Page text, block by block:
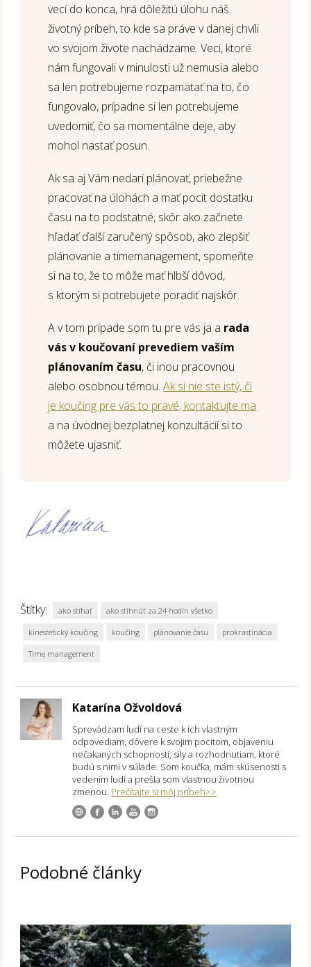
vecí do konca, hrá dôležitú úlohu náš
životný príbeh, to kde sa práve v danej chvíli
vo svojom živote nachádzame. Veci, ktoré
nám fungovali v minulosti už nemusia alebo
sa len potrebujeme rozpamätať na to, čo
fungovalo, prípadne si len potrebujeme
uvedomiť, čo sa momentálne deje, aby
mohol nastať posun.
Ak sa aj Vám nedarí plánovať, priebežne
pracovať na úlohách a mať pocit dostatku
času na to podstatné, skôr ako začnete
hľadať ďalší zaručený spôsob, ako zlepšiť
plánovanie a timemanagement, spomeňte
si na to, že to môže mať hlbší dôvod,
s ktorým si potrebujete poradiť najskôr.
A v tom prípade som tu pre vás ja a rada
vás v koučovaní prevediem vaším
plánovaním času, či inou pracovnou
alebo osobnou témou.Ak si nie ste istý, či
je koučing pre vás to pravé, kontaktujte ma
a na úvodnej bezplatnej konzultácií si to
môžete ujasniť.
Štítky: ako stíhať ako stihnúť za 24 hodín všetko
kinestetický koučing koučing plánovanie času prokrastinácia
Time management
Katarína Ožvoldová
Sprevádzam ľudí na ceste k ich vlastným
odpovediam, dôvere k svojim pocitom, objaveniu
nečakaných schopností, sily a rozhodnutiam, ktoré
budú s nimi v súlade. Som koučka, mám skúsenosti s
vedením ľudí a prešla som vlastnou životnou
zmenou. Prečítajte si môj príbeh>>
Podobné články